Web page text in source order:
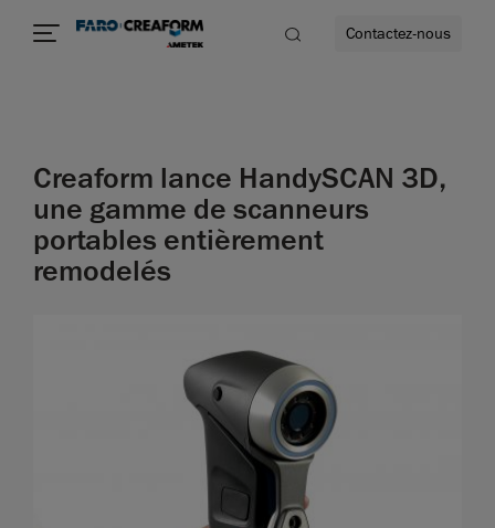
encore
Contactez-nous
Creaform lance HandySCAN 3D,
une gamme de scanneurs
portables entièrement
remodelés